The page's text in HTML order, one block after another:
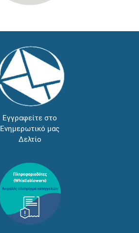
Εγγραφείτε στο
Ενημερωτικό μας
Δελτίο